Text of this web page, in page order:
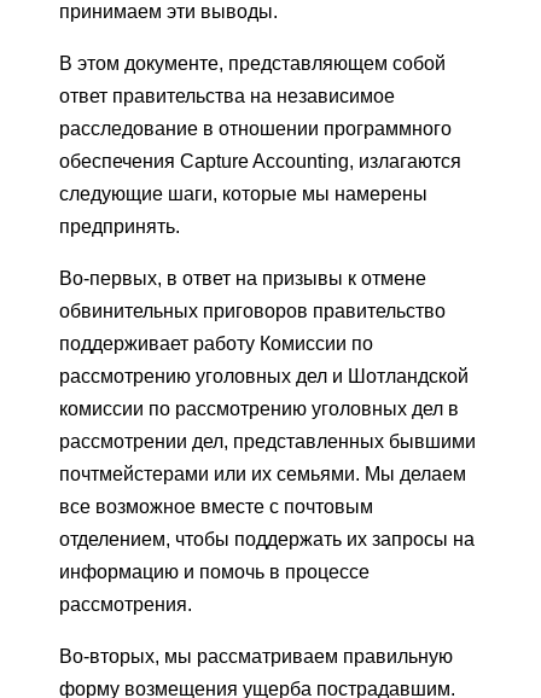
принимаем эти выводы.
В этом документе, представляющем собой
ответ правительства на независимое
расследование в отношении программного
обеспечения Capture Accounting, излагаются
следующие шаги, которые мы намерены
предпринять.
Во-первых, в ответ на призывы к отмене
обвинительных приговоров правительство
поддерживает работу Комиссии по
рассмотрению уголовных дел и Шотландской
комиссии по рассмотрению уголовных дел в
рассмотрении дел, представленных бывшими
почтмейстерами или их семьями. Мы делаем
все возможное вместе с почтовым
отделением, чтобы поддержать их запросы на
информацию и помочь в процессе
рассмотрения.
Во-вторых, мы рассматриваем правильную
форму возмещения ущерба пострадавшим.